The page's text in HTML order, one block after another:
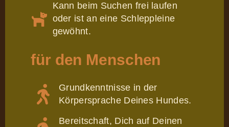
Kann beim Suchen frei laufen
oder ist an eine Schleppleine
gewöhnt.
für den Menschen
Grundkenntnisse in der
Körpersprache Deines Hundes.
Bereitschaft, Dich auf Deinen